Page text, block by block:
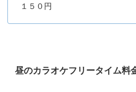
１５０円
昼のカラオケフリータイム料